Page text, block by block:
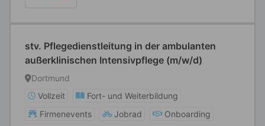
stv. Pflegedienstleitung in der ambulanten
außerklinischen Intensivpflege (m/w/d)
Dortmund
Vollzeit
Fort- und Weiterbildung
Firmenevents
Jobrad
Onboarding